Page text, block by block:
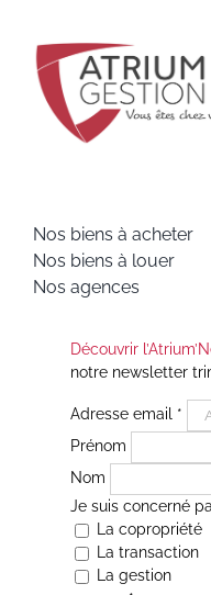
Nos biens à acheter
Nos biens à louer
Nos agences
Découvrir
notre newsletter
Adresse email *
Prénom
Nom
Je suis concerné
La copropriété
La transaction
La gestion